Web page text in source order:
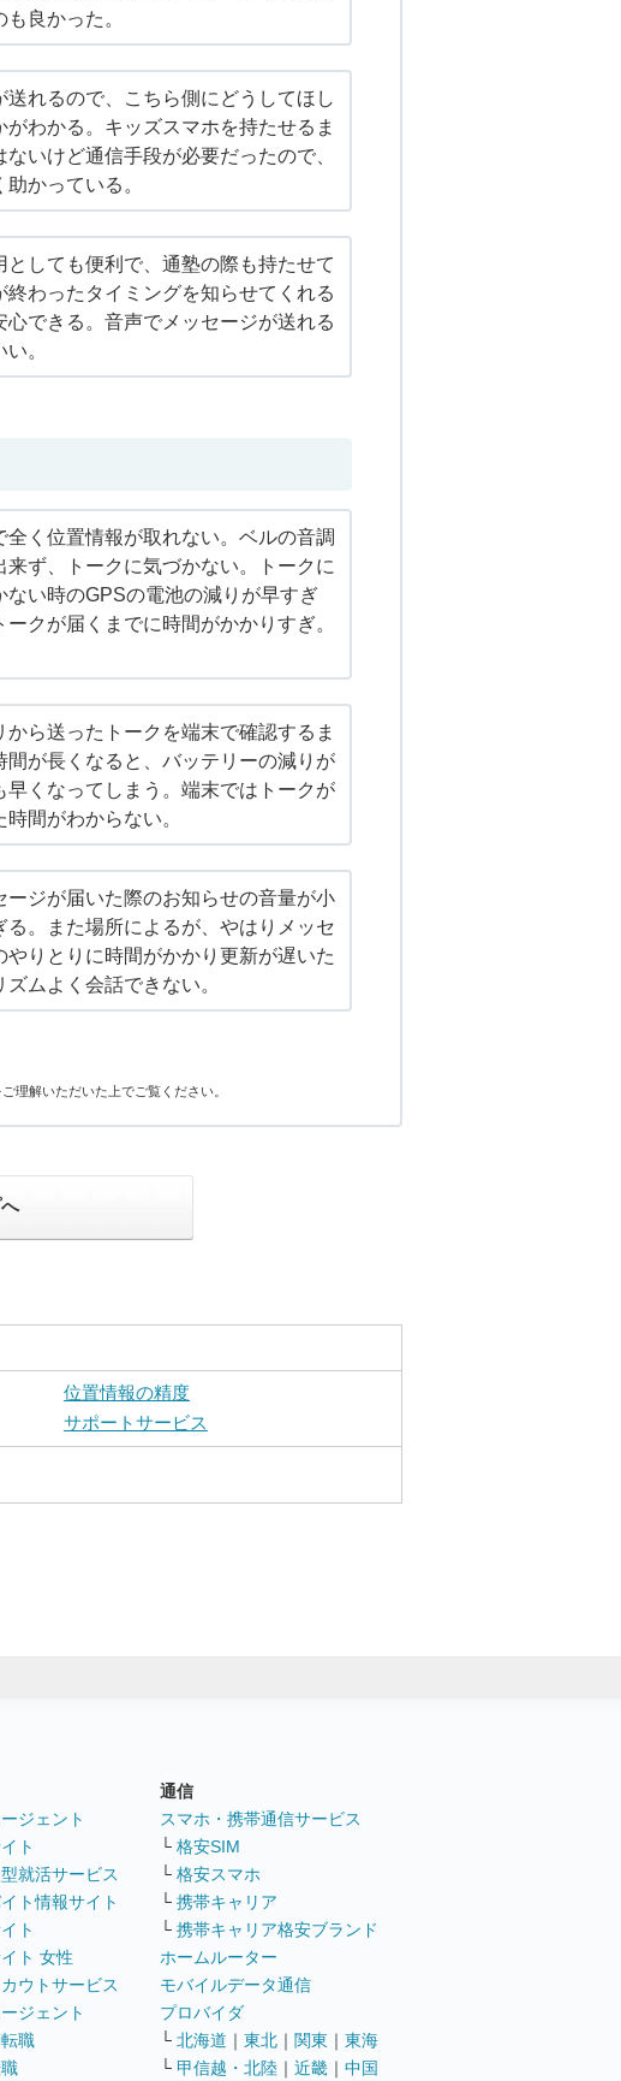
も良かった。
送れるので、こちら側にどうしてほし
がわかる。キッズスマホを持たせるま
ないけど通信手段が必要だったので、
助かっている。
としても便利で、通塾の際も持たせて
終わったタイミングを知らせてくれる
心できる。音声でメッセージが送れる
。
全く位置情報が取れない。ベルの音調
来ず、トークに気づかない。トークに
ない時のGPSの電池の減りが早すぎ
ークが届くまでに時間がかかりすぎ。
から送ったトークを端末で確認するま
間が長くなると、バッテリーの減りが
早くなってしまう。端末ではトークが
時間がわからない。
ージが届いた際のお知らせの音量が小
る。また場所によるが、やはりメッセ
やりとりに時間がかかり更新が遅いた
ズムよく会話できない。
理解いただいた上でご覧ください。
位置情報の精度
サポートサービス
ジェント
ト
就活サービス
ト情報サイト
ト
ト 女性
ウトサービス
ジェント
職
通信
スマホ・携帯通信サービス
└ 格安SIM
└ 格安スマホ
└ 携帯キャリア
└ 携帯キャリア格安ブランド
ホームルーター
モバイルデータ通信
プロバイダ
└ 北海道 ｜ 東北 ｜ 関東 ｜ 東海
└ 甲信越・北陸 ｜ 近畿 ｜ 中国